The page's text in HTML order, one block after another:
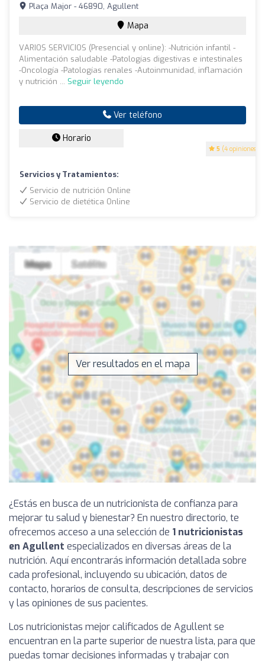
5 (4 opiniones)
Plaça Major - 46890, Agullent
Mapa
VARIOS SERVICIOS (Presencial y online): -Nutrición infantil -
Alimentación saludable -Patologías digestivas e intestinales
-Oncología -Patologías renales -Autoinmunidad, inflamación
y nutrición ... Seguir leyendo
Ver teléfono
Horario
Servicios y Tratamientos:
Servicio de nutrición Online
Servicio de dietética Online
Ver resultados en el mapa
¿Estás en busca de un nutricionista de confianza para
mejorar tu salud y bienestar? En nuestro directorio, te
ofrecemos acceso a una selección de 1 nutricionistas
en Agullent especializados en diversas áreas de la
nutrición. Aquí encontrarás información detallada sobre
cada profesional, incluyendo su ubicación, datos de
contacto, horarios de consulta, descripciones de servicios
y las opiniones de sus pacientes.
Los nutricionistas mejor calificados de Agullent se
encuentran en la parte superior de nuestra lista, para que
puedas tomar decisiones informadas y trabajar con